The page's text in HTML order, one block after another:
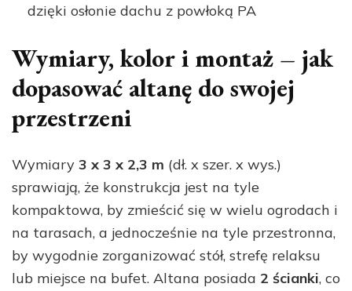
dzięki osłonie dachu z powłoką PA
Wymiary, kolor i montaż – jak
dopasować altanę do swojej
przestrzeni
Wymiary 3 x 3 x 2,3 m (dł. x szer. x wys.)
sprawiają, że konstrukcja jest na tyle
kompaktowa, by zmieścić się w wielu ogrodach i
na tarasach, a jednocześnie na tyle przestronna,
by wygodnie zorganizować stół, strefę relaksu
lub miejsce na bufet. Altana posiada 2 ścianki, co